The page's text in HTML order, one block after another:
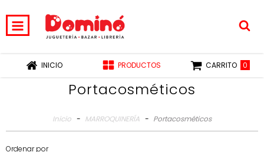
INICIO PRODUCTOS CARRITO 0
Portacosméticos
Inicio - MARROQUINERÍA - Portacosméticos
Ordenar por